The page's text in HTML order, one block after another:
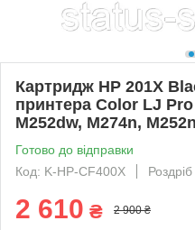
Картридж HP 201X
принтера Color LJ
M252dw, M274n,
Готово до відправки
Код: K-HP-CF400X
Роздріб
2 610 ₴ 2 900 ₴